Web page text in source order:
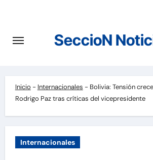
contenido
SeccioN
Inicio - Internacionales - Bolivia: Tensión
Rodrigo Paz tras críticas del vicepresidente
Internacionales